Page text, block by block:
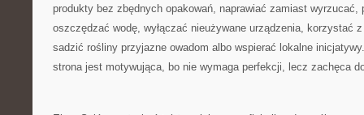
produkty bez zbędnych opakowań, naprawiać zamiast wyrzucać,
oszczędzać wodę, wyłączać nieużywane urządzenia, korzystać
sadzić rośliny przyjazne owadom albo wspierać lokalne
strona jest motywująca, bo nie wymaga perfekcji, lecz zachęca